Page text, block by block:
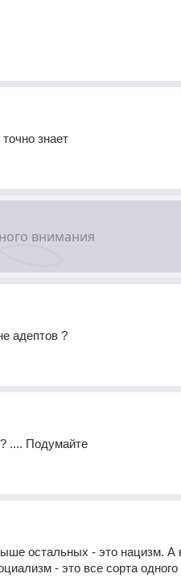
знает
адептов ?
.... Подумайте
остальных - это нацизм. А
- это все сорта одного